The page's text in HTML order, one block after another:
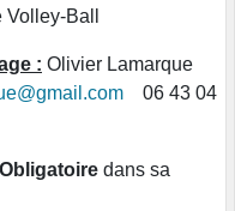
Ball
: Olivier Lamarque
06 43 04
Obligatoire dans sa